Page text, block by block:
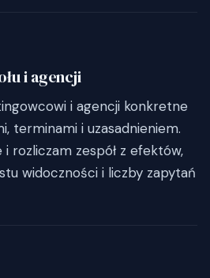
i agencji
i agencji konkretne
terminami i uzasadnieniem.
i rozliczam zespół z efektów,
widoczności i liczby zapytań